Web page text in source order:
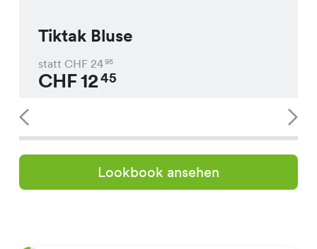
Tiktak Bluse
statt CHF 2495
CHF1245
Lookbook ansehen